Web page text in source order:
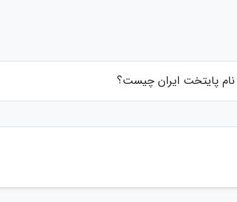
نام پایتخت ایران چیست؟